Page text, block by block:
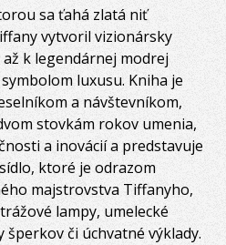
sa ťahá zlatá niť
vytvoril vizionársky
k legendárnej modrej
luxusu. Kniha je
a návštevníkom,
stovkám rokov umenia,
a inovácií a predstavuje
ktoré je odrazom
majstrovstva Tiffanyho,
lampy, umelecké
či úchvatné výklady.